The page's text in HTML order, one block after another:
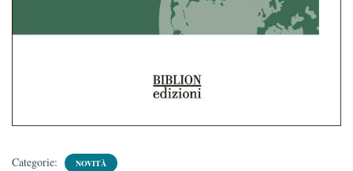
Categorie: NOVITÀ